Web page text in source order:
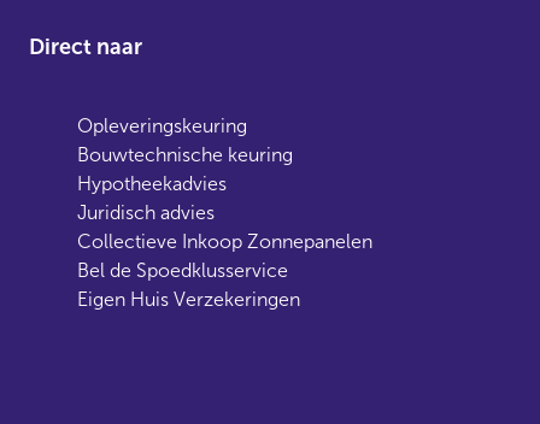
Direct naar
Opleveringskeuring
Bouwtechnische keuring
Hypotheekadvies
Juridisch advies
Collectieve Inkoop Zonnepanelen
Bel de Spoedklusservice
Eigen Huis Verzekeringen